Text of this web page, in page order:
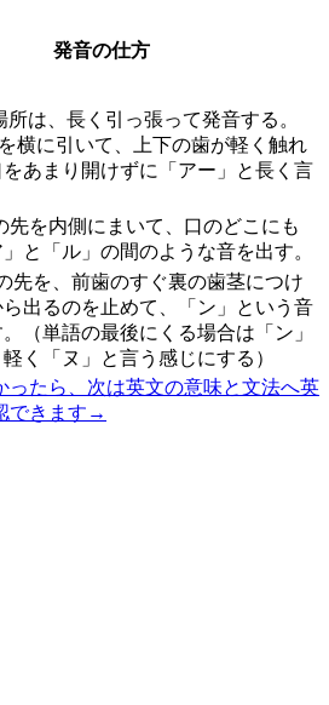
発音の仕方
所は、長く引っ張って発音する。
を横に引いて、上下の歯が軽く触れ
あまり開けずに「アー」と長く言
先を内側にまいて、口のどこにも
と「ル」の間のような音を出す。
先を、前歯のすぐ裏の歯茎につけ
出るのを止めて、「ン」という音
（単語の最後にくる場合は「ン」
く「ヌ」と言う感じにする）
ったら、次は英文の意味と文法へ英
できます →